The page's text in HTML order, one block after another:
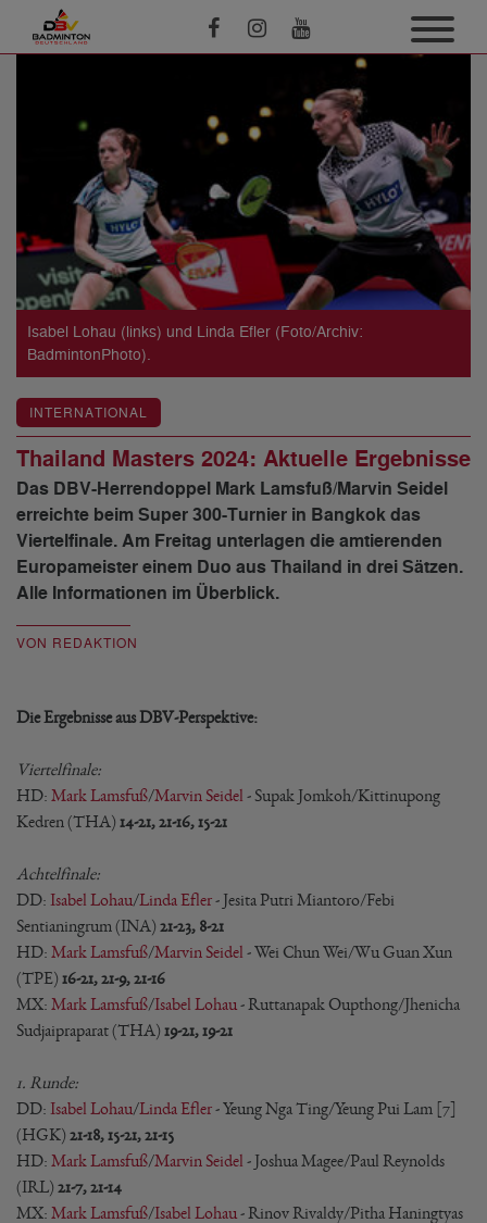
Isabel Lohau (links) und Linda Efler (Foto/Archiv:
BadmintonPhoto).
INTERNATIONAL
Thailand Masters 2024: Aktuelle Ergebnisse
Das DBV-Herrendoppel Mark Lamsfuß/Marvin Seidel
erreichte beim Super 300-Turnier in Bangkok das
Viertelfinale. Am Freitag unterlagen die amtierenden
Europameister einem Duo aus Thailand in drei Sätzen.
Alle Informationen im Überblick.
VON REDAKTION
Die Ergebnisse aus DBV-Perspektive:
Viertelfinale:
HD: Mark Lamsfuß/Marvin Seidel - Supak Jomkoh/Kittinupong
Kedren (THA) 14-21, 21-16, 15-21
Achtelfinale:
DD: Isabel Lohau/Linda Efler- Jesita Putri Miantoro/Febi
Sentianingrum (INA) 21-23, 8-21
HD: Mark Lamsfuß/Marvin Seidel - Wei Chun Wei/Wu Guan Xun
(TPE) 16-21, 21-9, 21-16
MX: Mark Lamsfuß/Isabel Lohau - Ruttanapak Oupthong/Jhenicha
Sudjaipraparat (THA) 19-21, 19-21
1. Runde:
DD: Isabel Lohau/Linda Efler- Yeung Nga Ting/Yeung Pui Lam [7]
(HGK) 21-18, 15-21, 21-15
HD: Mark Lamsfuß/Marvin Seidel - Joshua Magee/Paul Reynolds
(IRL) 21-7, 21-14
MX: Mark Lamsfuß/Isabel Lohau - Rinov Rivaldy/Pitha Haningtyas